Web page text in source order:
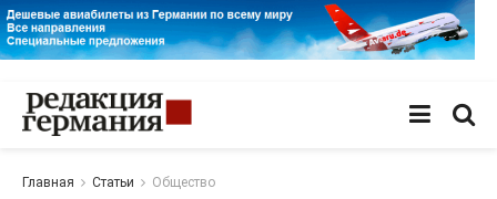
Главная Статьи Общество